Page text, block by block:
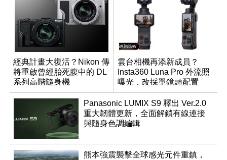
經典計畫大復活？Nikon 傳
將重啟曾經胎死腹中的 DL
系列高階隨身機
雲台相機再添新成員？
Insta360 Luna Pro 外流照
曝光，改採單鏡頭配置
Panasonic LUMIX S9 釋出 Ver.2.0
重大韌體更新，全面解鎖有線連接
與隨身色調編輯
熊本強震襲擊全球感光元件重鎮，